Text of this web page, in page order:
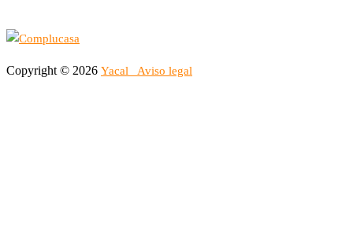
Copyright © 2026 Yacal Aviso legal